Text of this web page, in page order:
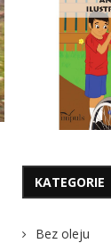
KATEGORIE
Bez oleju